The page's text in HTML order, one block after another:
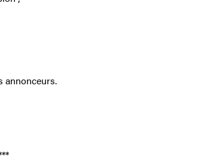
annonceurs.